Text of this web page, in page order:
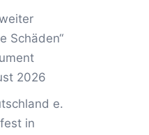
Schäden“
2026
e.
in